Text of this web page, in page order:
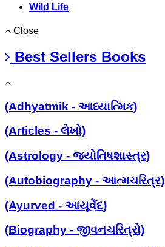
Wild Life
Close
Best Sellers Books
(Adhyatmik - આધ્યાત્મિક)
(Articles - લેખો)
(Astrology - જ્યોતિષશાસ્ત્ર)
(Autobiography - આત્મચરિત્ર)
(Ayurved - આયૂર્વેદ)
(Biography - જીવનચરિત્રો)